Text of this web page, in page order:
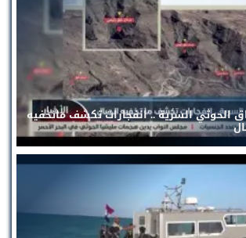
الحوثي السرية .. انفجارات تكشف ماتخفيه